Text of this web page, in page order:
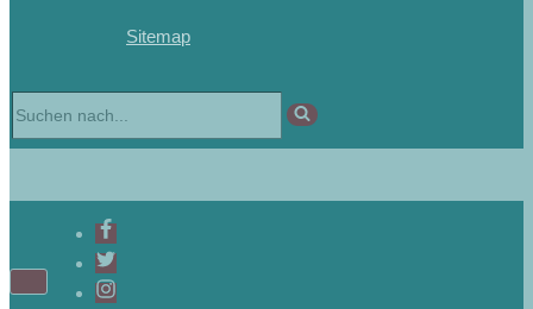
Sitemap